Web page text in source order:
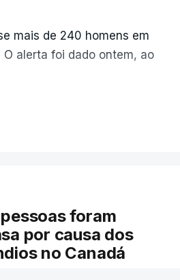
mais de 240 homens em
alerta foi dado ontem, ao
foram
por causa dos
no Canadá